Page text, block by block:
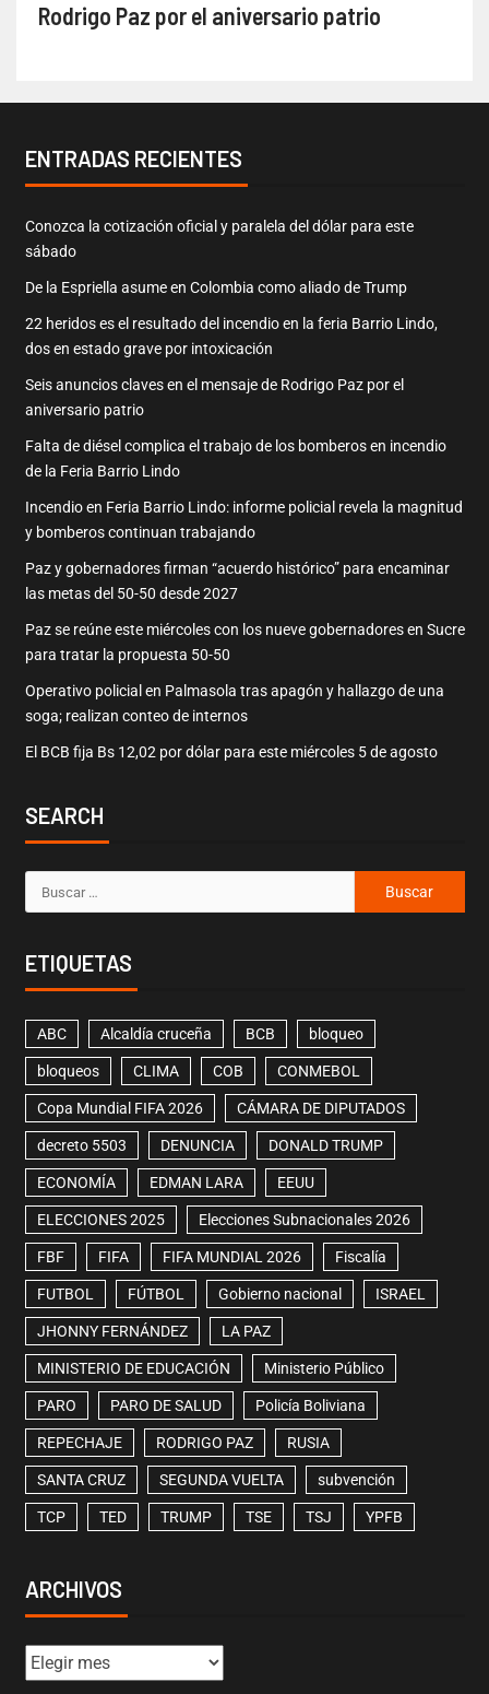
Rodrigo Paz por el aniversario patrio
ENTRADAS RECIENTES
Conozca la cotización oficial y paralela del dólar para este
sábado
De la Espriella asume en Colombia como aliado de Trump
22 heridos es el resultado del incendio en la feria Barrio Lindo,
dos en estado grave por intoxicación
Seis anuncios claves en el mensaje de Rodrigo Paz por el
aniversario patrio
Falta de diésel complica el trabajo de los bomberos en incendio
de la Feria Barrio Lindo
Incendio en Feria Barrio Lindo: informe policial revela la magnitud
y bomberos continuan trabajando
Paz y gobernadores firman “acuerdo histórico” para encaminar
las metas del 50-50 desde 2027
Paz se reúne este miércoles con los nueve gobernadores en Sucre
para tratar la propuesta 50-50
Operativo policial en Palmasola tras apagón y hallazgo de una
soga; realizan conteo de internos
El BCB fija Bs 12,02 por dólar para este miércoles 5 de agosto
SEARCH
ETIQUETAS
ABC Alcaldía cruceña BCB bloqueo
bloqueos CLIMA COB CONMEBOL
Copa Mundial FIFA 2026 CÁMARA DE DIPUTADOS
decreto 5503 DENUNCIA DONALD TRUMP
ECONOMÍA EDMAN LARA EEUU
ELECCIONES 2025 Elecciones Subnacionales 2026
FBF FIFA FIFA MUNDIAL 2026 Fiscalía
FUTBOL FÚTBOL Gobierno nacional ISRAEL
JHONNY FERNÁNDEZ LA PAZ
MINISTERIO DE EDUCACIÓN Ministerio Público
PARO PARO DE SALUD Policía Boliviana
REPECHAJE RODRIGO PAZ RUSIA
SANTA CRUZ SEGUNDA VUELTA subvención
TCP TED TRUMP TSE TSJ YPFB
ARCHIVOS